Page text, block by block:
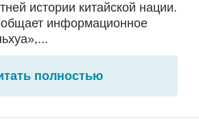
истории китайской нации.
информационное
полностью